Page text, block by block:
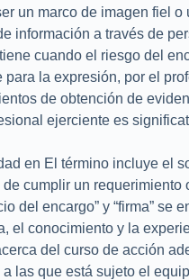
un marco de imagen fiel o
información a través de
cuando el riesgo del
la expresión, por el
de obtención de
ejerciente es
en El término incluye el
cumplir un
del encargo” y “firma”
el conocimiento y la
del curso de acción
a las que está sujeto el